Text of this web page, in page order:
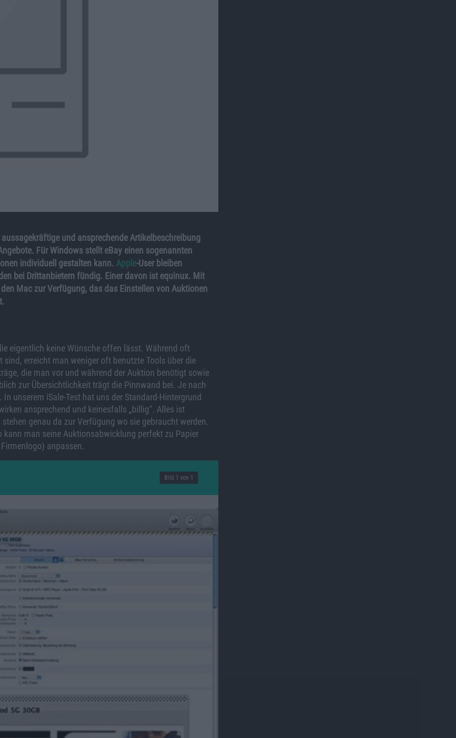
und ansprechende Artikelbeschreibung
Für Windows stellt eBay einen sogenannten
individuell gestalten kann. Apple-User bleiben
bei Drittanbietern fündig. Einer davon ist equinux. Mit
Mac zur Verfügung, das das Einstellen von Auktionen
eigentlich keine Wünsche offen lässt. Während oft
erreicht man weniger oft benutzte Tools über die
die man vor und während der Auktion benötigt sowie
zur Übersichtlichkeit trägt die Pinnwand bei. Je nach
unserem iSale-Test hat uns der Standard-Hintergrund
ansprechend und keinesfalls „billig“. Alles ist
genau da zur Verfügung wo sie gebraucht werden.
man seine Auktionsabwicklung perfekt zu Papier
anpassen.
Bild 1 von 1